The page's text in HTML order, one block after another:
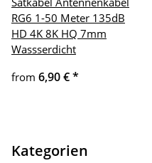
RG6 1-50 Meter 135dB
HD 4K 8K HQ 7mm
Wassserdicht
from 6,90 €*
Kategorien